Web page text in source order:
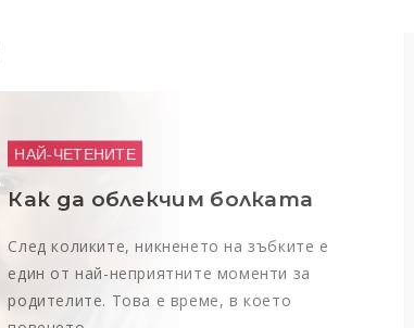
НАЙ-ЧЕТЕНИТЕ
Как да облекчим болката
След коликите, никненето на зъбките е
един от най-неприятните моменти за
родителите. Това е време, в което